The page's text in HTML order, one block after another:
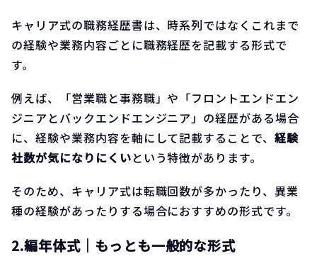
キャリア式の職務経歴書は、時系列ではなくこれまで
の経験や業務内容ごとに職務経歴を記載する形式で
す。
例えば、「営業職と事務職」や「フロントエンドエン
ジニアとバックエンドエンジニア」の経歴がある場合
に、経験や業務内容を軸にして記載することで、経験
社数が気になりにくいという特徴があります。
そのため、キャリア式は転職回数が多かったり、異業
種の経験があったりする場合におすすめの形式です。
2.編年体式｜もっとも一般的な形式